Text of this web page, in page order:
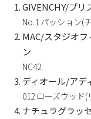
GIVENCHY/プリ
No.1 パッション(
MAC/スタジオ
ン
NC42
ディオール/アデ
012 ローズウッド
ナチュラグラッ